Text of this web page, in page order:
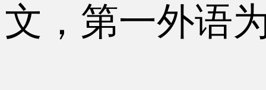
文，第一外语